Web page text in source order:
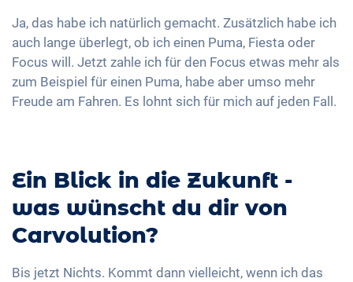
Ja, das habe ich natürlich gemacht. Zusätzlich habe ich
auch lange überlegt, ob ich einen Puma, Fiesta oder
Focus will. Jetzt zahle ich für den Focus etwas mehr als
zum Beispiel für einen Puma, habe aber umso mehr
Freude am Fahren. Es lohnt sich für mich auf jeden Fall.
Ein Blick in die Zukunft -
was wünscht du dir von
Carvolution?
Bis jetzt Nichts. Kommt dann vielleicht, wenn ich das